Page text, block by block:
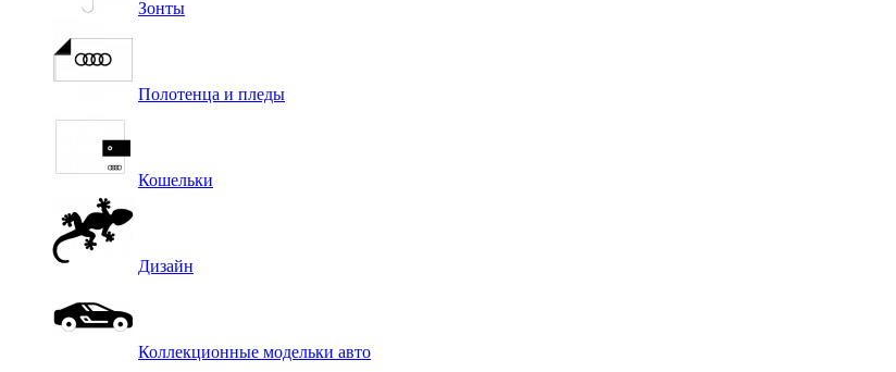
Зонты
Полотенца и пледы
Кошельки
Дизайн
Коллекционные модельки авто